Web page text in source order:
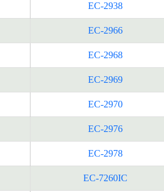
EC-2938
EC-2966
EC-2968
EC-2969
EC-2970
EC-2976
EC-2978
EC-7260IC